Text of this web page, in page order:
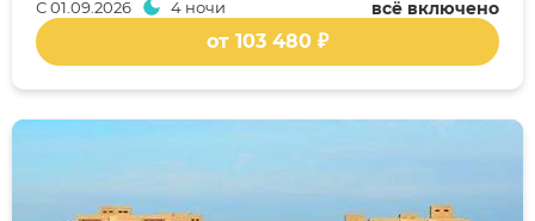
всё включено
С01.09.2026 4 ночи
от 103 480 ₽